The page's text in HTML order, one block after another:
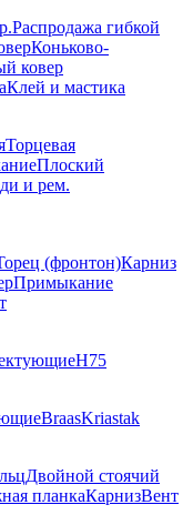
Распродажа гибкой
Коньково-
ковер
Клей и мастика
Торцевая
Плоский
и рем.
(фронтон)Карниз
Примыкание
Н75
BraasKriastak
Двойной стоячий
планкаКарнизВент